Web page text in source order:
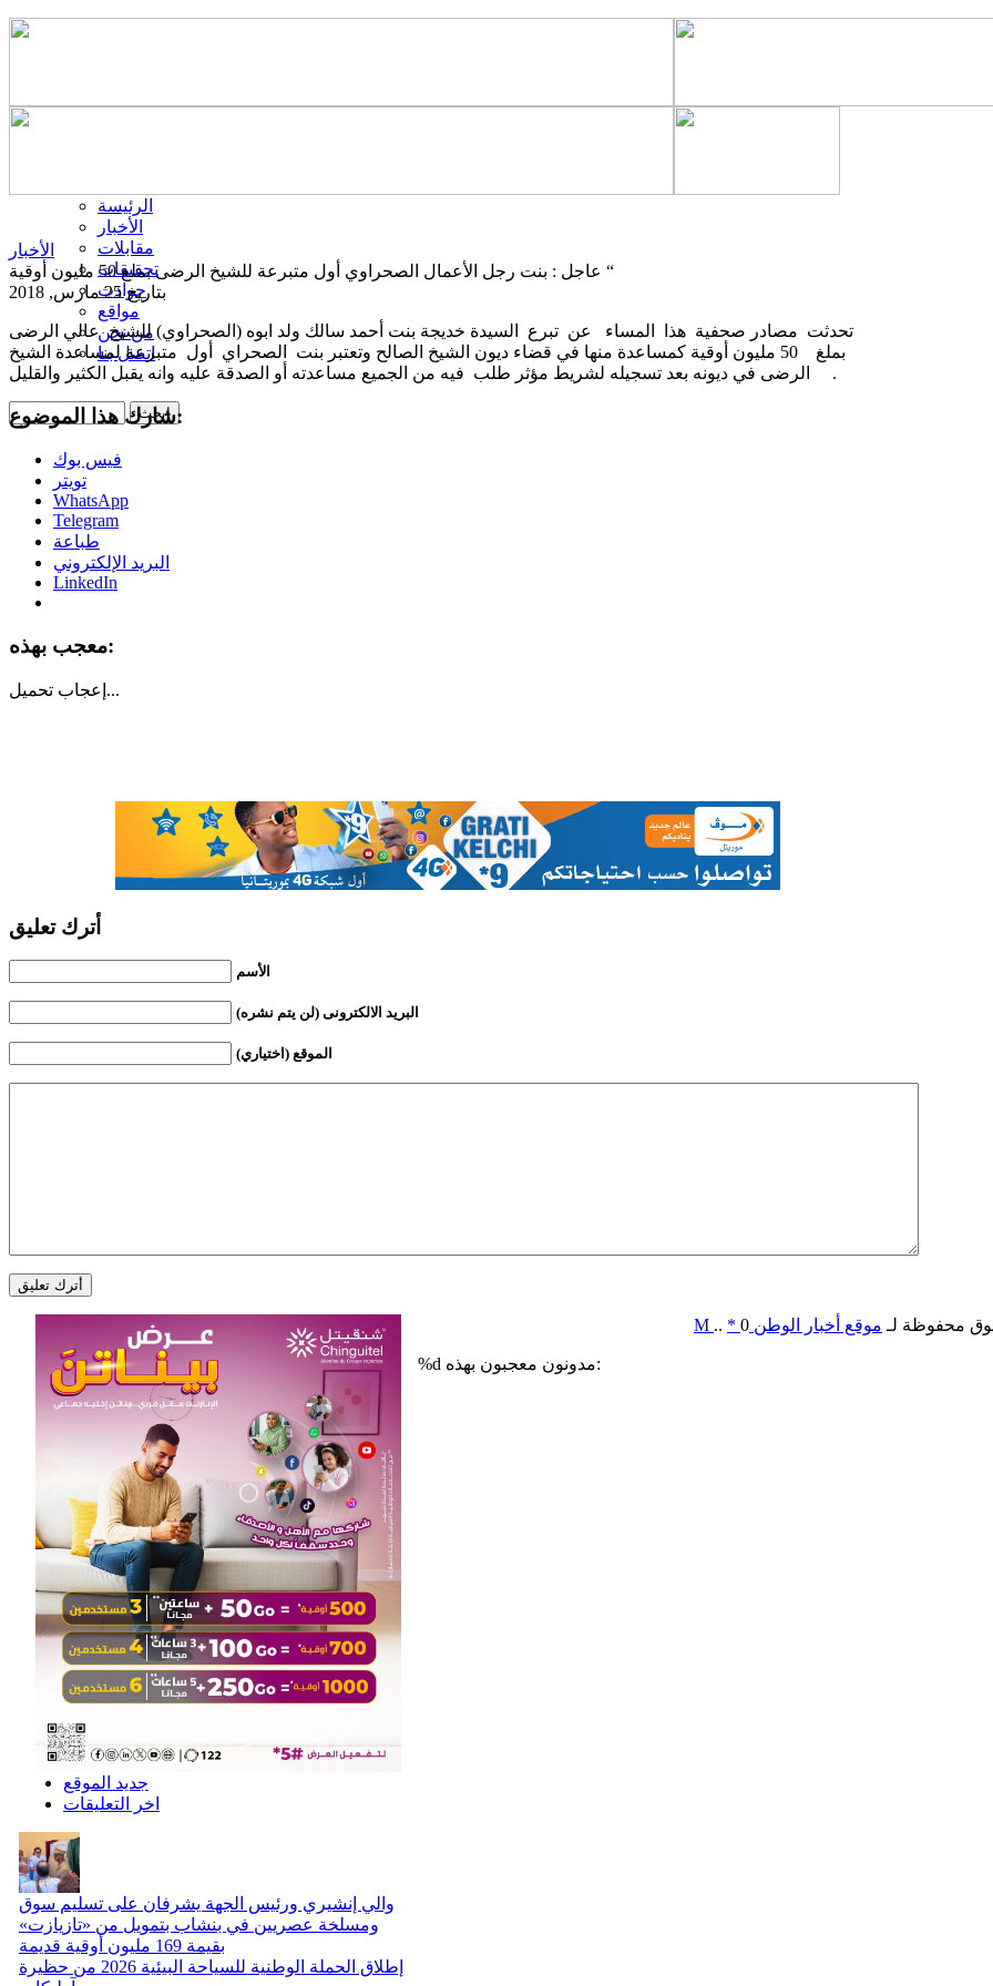
الرئيسة
الأخبار
مقابلات
تحقيقات
حوادث
مواقع
من نحن
اتصل بنا
الأخبار
عاجل : بنت رجل الأعمال الصحراوي أول متبرعة للشيخ الرضى بملغ 50 مليون أوقية “
بتاريخ 25 مارس, 2018
تحدثت مصادر صحفية هذا المساء عن تبرع السيدة خديجة بنت أحمد سالك ولد ابوه (الصحراوي) للشيخ عالي الرضى
بملغ 50 مليون أوقية كمساعدة منها في قضاء ديون الشيخ الصالح وتعتبر بنت الصحراي أول متبرعة لمساعدة الشيخ
الرضى في ديونه بعد تسجيله لشريط مؤثر طلب فيه من الجميع مساعدته أو الصدقة عليه وانه يقبل الكثير والقليل .
شارك هذا الموضوع:
فيس بوك
تويتر
WhatsApp
Telegram
طباعة
البريد الإلكتروني
LinkedIn
معجب بهذه:
إعجاب تحميل...
أترك تعليق
الأسم
البريد الالكترونى (لن يتم نشره)
الموقع (اختياري)
جديد الموقع
اخر التعليقات
والي إنشيري ورئيس الجهة يشرفان على تسليم سوق
ومسلخة عصريين في بنشاب بتمويل من «تازيازت»
بقيمة 169 مليون أوقية قديمة
إطلاق الحملة الوطنية للسياحة البيئية 2026 من حظيرة
M .. * محفوظة لـ موقع أخبار الوطن 0
%d مدونون معجبون بهذه: